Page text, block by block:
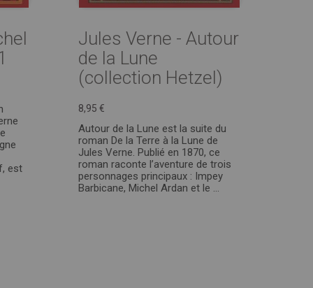
est
Jules Verne - Autour
de la Lune
(collection Hetzel)
8,95 €
Autour de la Lune est la suite du
roman De la Terre à la Lune de
Jules Verne. Publié en 1870, ce
roman raconte l’aventure de trois
personnages principaux : Impey
Barbicane, Michel Ardan et le ...